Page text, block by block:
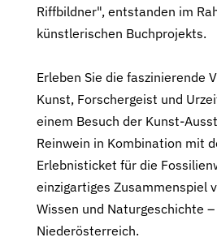
Riffbildner", entstanden im
künstlerischen Buchprojekts.
Erleben Sie die faszinierende
Kunst, Forschergeist und
einem Besuch der Kunst-
Reinwein in Kombination mit
Erlebnisticket für die
einzigartiges Zusammenspiel
Wissen und Naturgeschichte
Niederösterreich.